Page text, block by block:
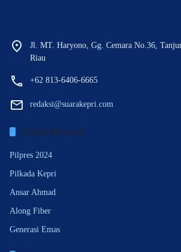
Jl. MT. Haryono, Gg. Cemara No.36,
Riau
+62 813-6406-6665
redaksi@suarakepri.com
Topik Menarik
Pilpres 2024
Pilkada Kepri
Ansar Ahmad
Along Fiber
Generasi Emas